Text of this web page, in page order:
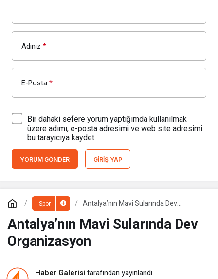
Adınız *
E-Posta *
Bir dahaki sefere yorum yaptığımda kullanılmak
üzere adımı, e-posta adresimi ve web site adresimi
bu tarayıcıya kaydet.
YORUM GÖNDER GIRIŞ YAP
Spor
Antalya’nın Mavi Sularında Dev
Antalya’nın Mavi Sularında Dev
Organizasyon
Haber Galerisi tarafından yayınlandı